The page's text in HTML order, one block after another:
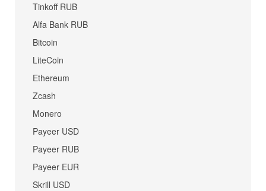
Tinkoff RUB
Alfa Bank RUB
Bitcoin
LiteCoin
Ethereum
Zcash
Monero
Payeer USD
Payeer RUB
Payeer EUR
Skrill USD